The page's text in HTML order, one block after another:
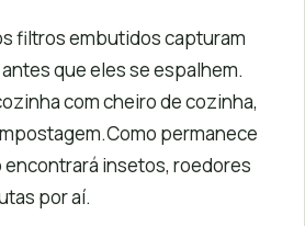
filtros embutidos capturam
que eles se espalhem.
com cheiro de cozinha,
permanece
encontrará insetos, roedores
por aí.